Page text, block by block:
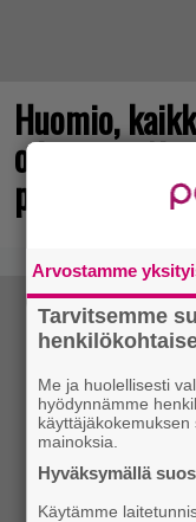
Huomio,
odottajat:
pakollista
Arvostamme
Tarvitsemme
Me ja huolellisesti
hyödynnämme
mainoksia.
Hyväksymällä
Käytämme